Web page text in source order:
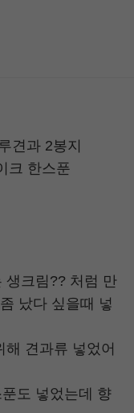
견과 2봉지
크 한스푼
생크림?? 처럼 만
났다 싶을때 넣
견과류 넣었어
도 넣었는데 향